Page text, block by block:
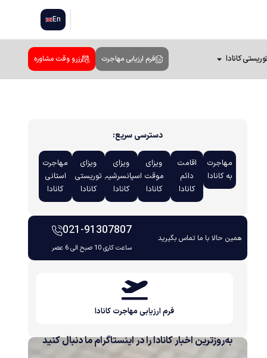
En
کانادا فرم ارزیابی مهاجرت رزرو وقت مشاوره
دسترسی سریع:
مهاجرت
به کانادا
اقامت
دائم
کانادا
ویزای
موقت
کانادا
ویزای
اسپانسرشیپ
کانادا
ویزای
توریستی
کانادا
مهاجرت
استانی
کانادا
همین حالا با ما تماس بگیرید 021-91307807
ساعت کاری 10 صبح الی 6 عصر
فرم ارزیابی مهاجرت کانادا
به‌روزترین اخبار کانادا را در اینستاگرام ما دنبال کنید